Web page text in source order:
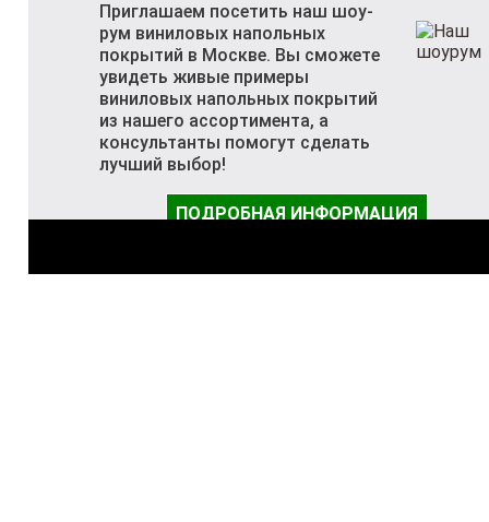
Приглашаем посетить наш шоу-
рум виниловых напольных
покрытий в Москве. Вы сможете
увидеть живые примеры
виниловых напольных покрытий
из нашего ассортимента, а
консультанты помогут сделать
лучший выбор!
ПОДРОБНАЯ ИНФОРМАЦИЯ